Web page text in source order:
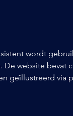
wordt
website bevat
geïllustreerd via